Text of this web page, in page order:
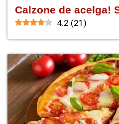
Calzone de acelga!
4.2 (21 )